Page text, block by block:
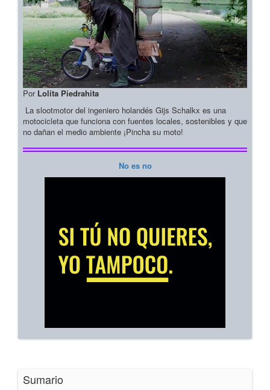
Por Lolita Piedrahita
La slootmotor del ingeniero holandés Gijs Schalkx es una
motocicleta que funciona con fuentes locales, sostenibles y que
no dañan el medio ambiente ¡Pincha su moto!
No es no
Sumario